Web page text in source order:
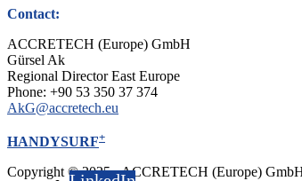
Contact:
ACCRETECH (Europe) GmbH
Gürsel Ak
Regional Director East Europe
Phone: +90 53 350 37 374
AkG@accretech.eu
HANDYSURF+
Copyright © 2025 - ACCRETECH (Europe)